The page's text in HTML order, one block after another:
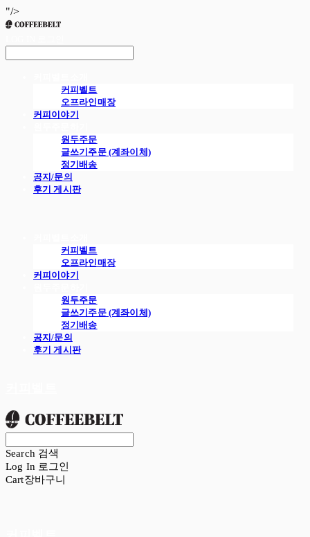
"/>
커피벨트
오프라인매장
커피이야기
원두주문
글쓰기주문 (계좌이체)
정기배송
공지/문의
후기 게시판
커피벨트
오프라인매장
커피이야기
원두주문
글쓰기주문 (계좌이체)
정기배송
공지/문의
후기 게시판
Search 검색
Log In 로그인
Cart장바구니